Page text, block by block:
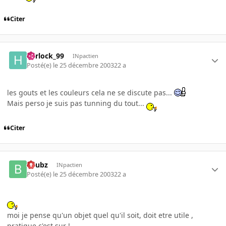
Citer
harlock_99 INpactien
Posté(e) le 25 décembre 200322 a
les gouts et les couleurs cela ne se discute pas...
Mais perso je suis pas tunning du tout...
Citer
beubz INpactien
Posté(e) le 25 décembre 200322 a
moi je pense qu'un objet quel qu'il soit, doit etre utile ,